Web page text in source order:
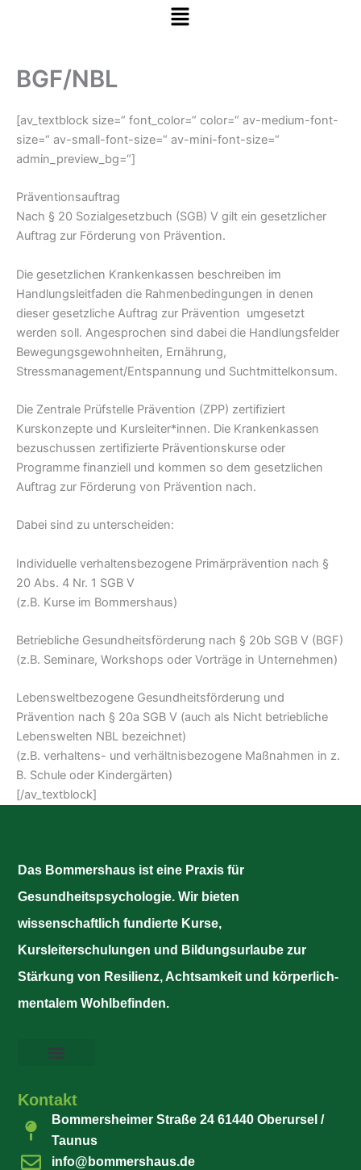
Menü
BGF/NBL
[av_textblock size=“ font_color=“ color=“ av-medium-font-
size=“ av-small-font-size=“ av-mini-font-size=“
admin_preview_bg=“]
Präventionsauftrag
Nach § 20 Sozialgesetzbuch (SGB) V gilt ein gesetzlicher
Auftrag zur Förderung von Prävention.
Die gesetzlichen Krankenkassen beschreiben im
Handlungsleitfaden die Rahmenbedingungen in denen
dieser gesetzliche Auftrag zur Prävention umgesetzt
werden soll. Angesprochen sind dabei die Handlungsfelder
Bewegungsgewohnheiten, Ernährung,
Stressmanagement/Entspannung und Suchtmittelkonsum.
Die Zentrale Prüfstelle Prävention (ZPP) zertifiziert
Kurskonzepte und Kursleiter*innen. Die Krankenkassen
bezuschussen zertifizierte Präventionskurse oder
Programme finanziell und kommen so dem gesetzlichen
Auftrag zur Förderung von Prävention nach.
Dabei sind zu unterscheiden:
Individuelle verhaltensbezogene Primärprävention nach §
20 Abs. 4 Nr. 1 SGB V
(z.B. Kurse im Bommershaus)
Betriebliche Gesundheitsförderung nach § 20b SGB V (BGF)
(z.B. Seminare, Workshops oder Vorträge in Unternehmen)
Lebensweltbezogene Gesundheitsförderung und
Prävention nach § 20a SGB V (auch als Nicht betriebliche
Lebenswelten NBL bezeichnet)
(z.B. verhaltens- und verhältnisbezogene Maßnahmen in z.
B. Schule oder Kindergärten)
[/av_textblock]
Das Bommershaus ist eine Praxis für
Gesundheitspsychologie. Wir bieten
wissenschaftlich fundierte Kurse,
Kursleiterschulungen und Bildungsurlaube zur
Stärkung von Resilienz, Achtsamkeit und körperlich-
mentalem Wohlbefinden.
Kontakt
Bommersheimer Straße 24 61440 Oberursel /
Taunus
info@bommershaus.de